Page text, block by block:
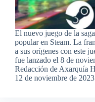
El nuevo juego de la
popular en Steam. La
a sus orígenes con este
fue lanzado el 8 de
Redacción de Axarquía
12 de noviembre de 2023